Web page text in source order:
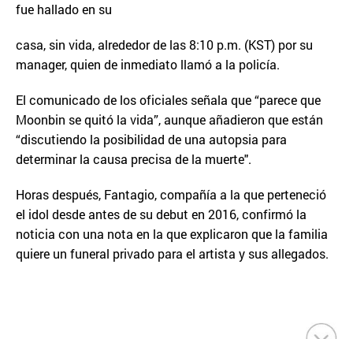
fue hallado en su
casa, sin vida, alrededor de las 8:10 p.m. (KST) por su
manager, quien de inmediato llamó a la policía.
El comunicado de los oficiales señala que “parece que
Moonbin se quitó la vida”, aunque añadieron que están
“discutiendo la posibilidad de una autopsia para
determinar la causa precisa de la muerte".
Horas después, Fantagio, compañía a la que perteneció
el idol desde antes de su debut en 2016, confirmó la
noticia con una nota en la que explicaron que la familia
quiere un funeral privado para el artista y sus allegados.